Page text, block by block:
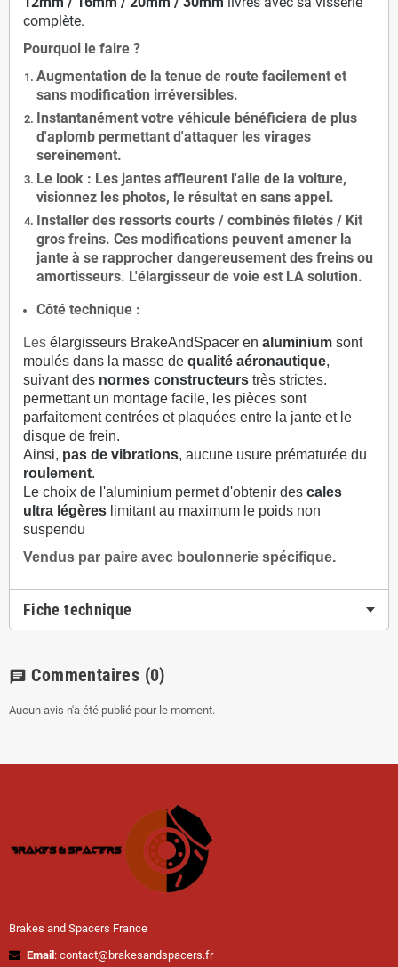
complète.
Pourquoi le faire ?
Augmentation de la tenue de route facilement et
sans modification irréversibles.
Instantanément votre véhicule bénéficiera de plus
d'aplomb permettant d'attaquer les virages
sereinement.
Le look : Les jantes affleurent l'aile de la voiture,
visionnez les photos, le résultat en sans appel.
Installer des ressorts courts / combinés filetés / Kit
gros freins. Ces modifications peuvent amener la
jante à se rapprocher dangereusement des freins ou
amortisseurs. L'élargisseur de voie est LA solution.
Côté technique :
Les élargisseurs BrakeAndSpacer en aluminium sont
moulés dans la masse de qualité aéronautique,
suivant des normes constructeurs très strictes.
permettant un montage facile, les pièces sont
parfaitement centrées et plaquées entre la jante et le
disque de frein.
Ainsi, pas de vibrations, aucune usure prématurée du
roulement.
Le choix de l'aluminium permet d'obtenir des cales
ultra légères limitant au maximum le poids non
suspendu
Vendus par paire avec boulonnerie spécifique.
Fiche technique
chat Commentaires (0)
Aucun avis n'a été publié pour le moment.
Brakes and Spacers France
Email : contact@brakesandspacers.fr